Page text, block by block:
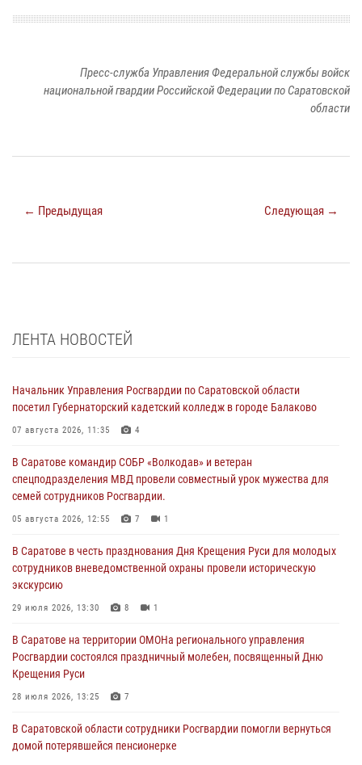
Пресс-служба Управления Федеральной службы войск
национальной гвардии Российской Федерации по Саратовской
области
← Предыдущая Следующая →
ЛЕНТА НОВОСТЕЙ
Начальник Управления Росгвардии по Саратовской области
посетил Губернаторский кадетский колледж в городе Балаково
07 августа 2026, 11:35 4
В Саратове командир СОБР «Волкодав» и ветеран
спецподразделения МВД провели совместный урок мужества для
семей сотрудников Росгвардии.
05 августа 2026, 12:55 7 1
В Саратове в честь празднования Дня Крещения Руси для молодых
сотрудников вневедомственной охраны провели историческую
экскурсию
29 июля 2026, 13:30 8 1
В Саратове на территории ОМОНа регионального управления
Росгвардии состоялся праздничный молебен, посвященный Дню
Крещения Руси
28 июля 2026, 13:25 7
В Саратовской области сотрудники Росгвардии помогли вернуться
домой потерявшейся пенсионерке